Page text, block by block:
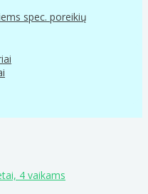
spec. poreikių
4 vaikams